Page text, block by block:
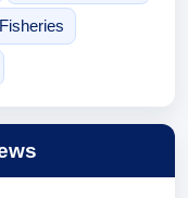
Fisheries